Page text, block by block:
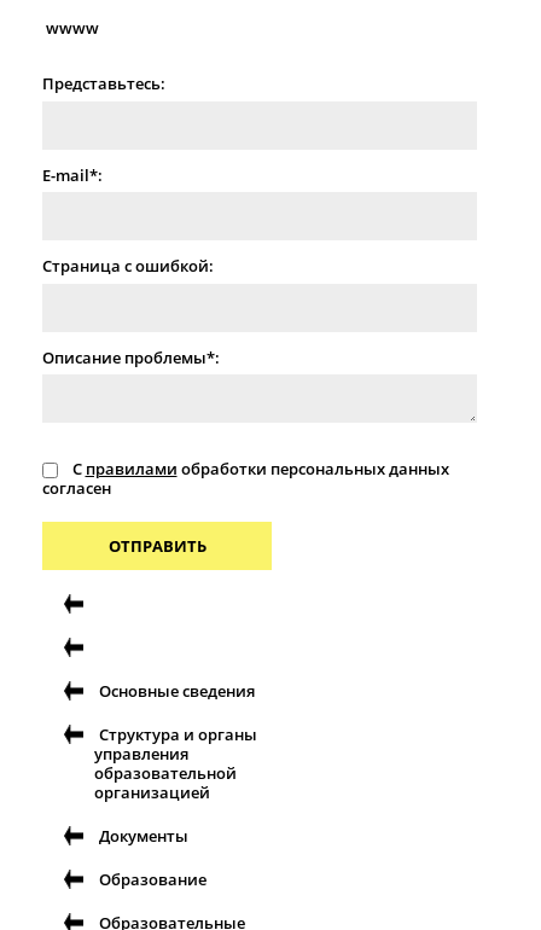
wwww
Представьтесь:
E-mail*:
Страница с ошибкой:
Описание проблемы*:
С правилами обработки персональных данных
согласен
ОТПРАВИТЬ
Основные сведения
Структура и органы
управления
образовательной
организацией
Документы
Образование
Образовательные